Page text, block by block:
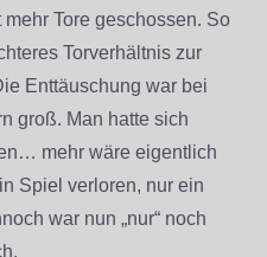
Tore geschossen. So
Torverhältnis zur
Enttäuschung war bei
groß. Man hatte sich
mehr wäre eigentlich
Spiel verloren, nur ein
war nun „nur“ noch